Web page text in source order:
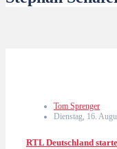
Tom Sprenger
Dienstag, 16.
RTL Deutschland